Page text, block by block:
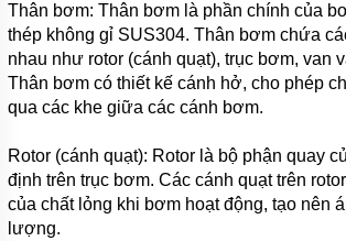
MÁY
BƠM
CHÌM
HÚT BÙN
NƯỚC
THẢI
TSURUMI
MÁY
BƠM
CHÌM
HÚT BÙN
TSURUMI
Thân bơm: Thân bơm là phần chính của
thép không gỉ SUS304. Thân bơm chứa
nhau như rotor (cánh quạt), trục bơm, van
Thân bơm có thiết kế cánh hở, cho phép
qua các khe giữa các cánh bơm.
Rotor (cánh quạt): Rotor là bộ phận quay
định trên trục bơm. Các cánh quạt trên
của chất lỏng khi bơm hoạt động, tạo nên
lượng.